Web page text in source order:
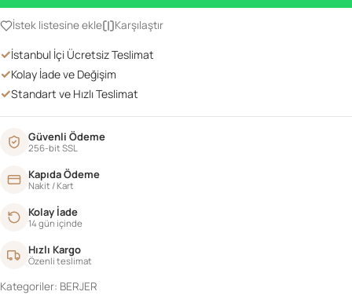
adetİstek listesine ekle Karşılaştır
✓İstanbul İçi Ücretsiz Teslimat
✓Kolay İade ve Değişim
✓Standart ve Hızlı Teslimat
Güvenli Ödeme
256-bit SSL
Kapıda Ödeme
Nakit / Kart
Kolay İade
14 gün içinde
Hızlı Kargo
Özenli teslimat
Kategoriler: BERJER